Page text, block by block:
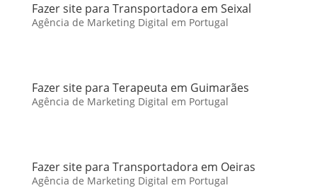
Fazer site para Transportadora em Seixal
Agência de Marketing Digital em Portugal
Fazer site para Terapeuta em Guimarães
Agência de Marketing Digital em Portugal
Fazer site para Transportadora em Oeiras
Agência de Marketing Digital em Portugal